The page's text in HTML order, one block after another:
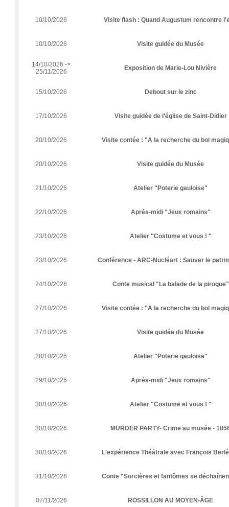
10/10/2026 Visite flash : Quand Augustum rencontre
10/10/2026 Visite guidée du Musée
14/10/2026 ->
25/11/2026
Exposition de Marie-Lou Nivière
15/10/2026 Debout sur le zinc
17/10/2026 Visite guidée de l'église de Saint-Didier
20/10/2026 Visite contée : "A la recherche du bol
20/10/2026 Visite guidée du Musée
21/10/2026 Atelier "Poterie gauloise"
22/10/2026 Après-midi "Jeux romains"
23/10/2026 Atelier "Costume et vous ! "
23/10/2026 Conférence - ARC-Nucléart : Sauver le
24/10/2026 Conte musical "La balade de la pirogue"
27/10/2026 Visite contée : "A la recherche du bol
27/10/2026 Visite guidée du Musée
28/10/2026 Atelier "Poterie gauloise"
29/10/2026 Après-midi "Jeux romains"
30/10/2026 Atelier "Costume et vous ! "
30/10/2026 MURDER PARTY- Crime au musée -
30/10/2026 L'expérience Théâtrale avec François
31/10/2026 Conte "Sorcières et fantômes se
07/11/2026 ROSSILLON AU MOYEN-ÂGE